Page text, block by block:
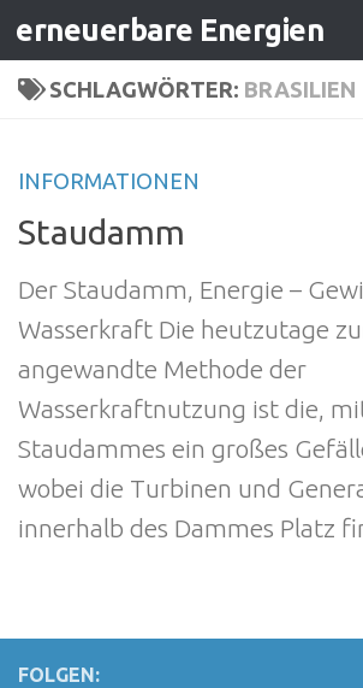
Zum Inhalt springen
erneuerbare Energien
SCHLAGWÖRTER: BRASILIEN
INFORMATIONEN
Staudamm
Der Staudamm, Energie –
Wasserkraft Die heutzutage
angewandte Methode der
Wasserkraftnutzung ist die,
Staudammes ein großes
wobei die Turbinen und
innerhalb des Dammes Platz
FOLGEN: